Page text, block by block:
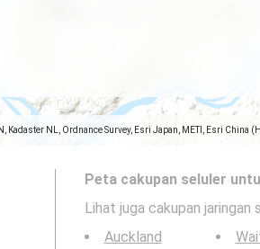
Kadaster NL, Ordnance Survey, Esri Japan, METI, Esri
Peta cakupan seluler
Lihat juga cakupan jaringan
Auckland